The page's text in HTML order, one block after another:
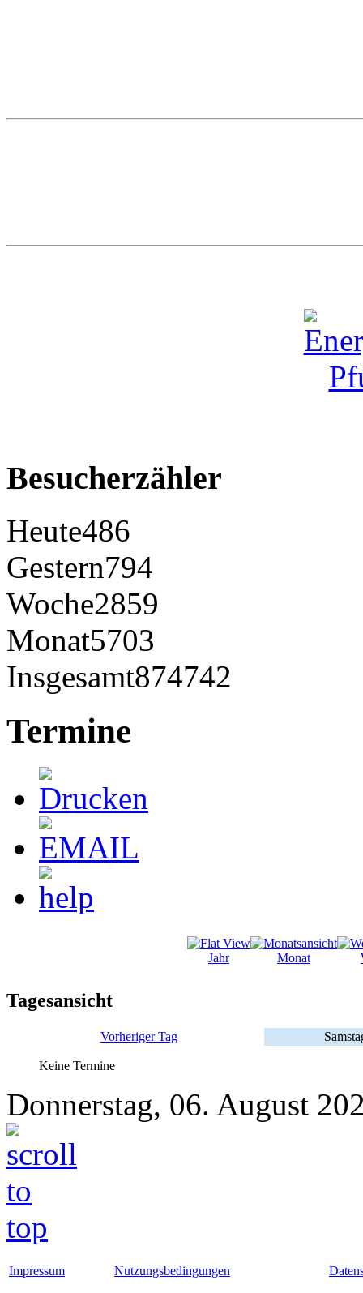
Besucherzähler
Heute486
Gestern794
Woche2859
Monat5703
Insgesamt874742
Termine
Jahr Monat
Tagesansicht
Vorheriger Tag
Keine Termine
Donnerstag, 06. August
Impressum Nutzungsbedingungen